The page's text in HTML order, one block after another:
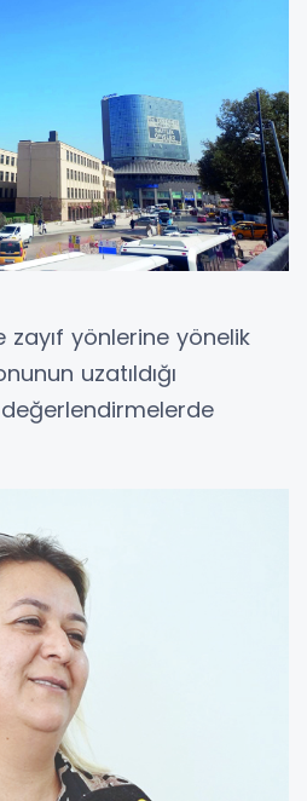
zayıf yönlerine yönelik
uzatıldığı